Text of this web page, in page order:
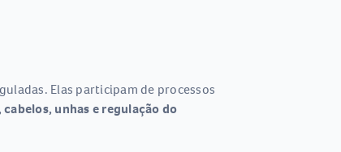
Elas participam de processos
unhas e regulação do